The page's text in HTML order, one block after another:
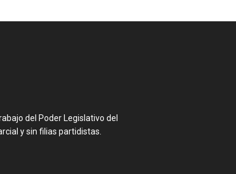
del Poder Legislativo del
y sin filias partidistas.